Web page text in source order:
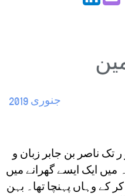
جنوری 2019
تک ناصر بن جابر زبان و
میں ایک ایسے گھرانے میں
کے وہاں پہنچا تھا۔ بہن